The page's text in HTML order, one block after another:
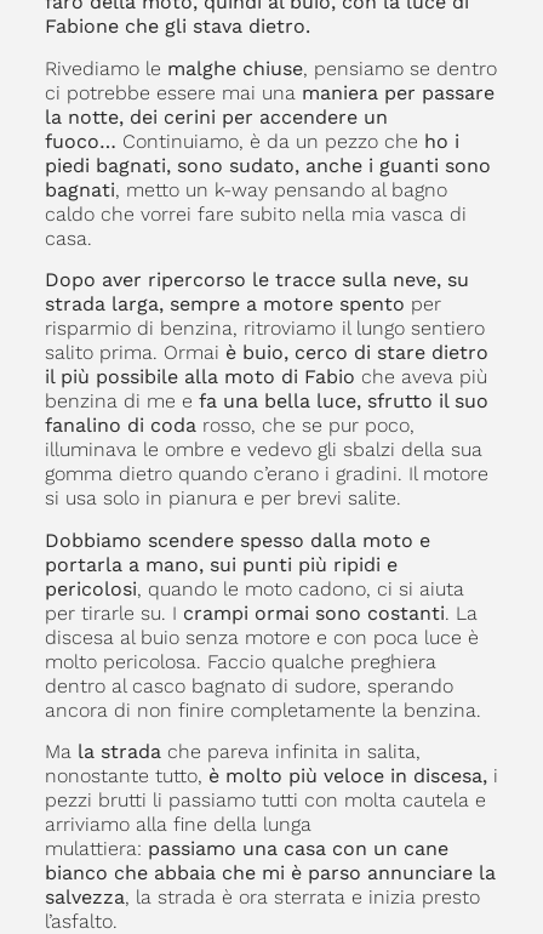
Fabione che gli stava dietro.
Rivediamo le malghe chiuse, pensiamo se dentro
ci potrebbe essere mai una maniera per passare
la notte, dei cerini per accendere un
fuoco… Continuiamo, è da un pezzo che ho i
piedi bagnati, sono sudato, anche i guanti sono
bagnati, metto un k-way pensando al bagno
caldo che vorrei fare subito nella mia vasca di
casa.
Dopo aver ripercorso le tracce sulla neve, su
strada larga, sempre a motore spento per
risparmio di benzina, ritroviamo il lungo sentiero
salito prima. Ormai è buio, cerco di stare dietro
il più possibile alla moto di Fabio che aveva più
benzina di me e fa una bella luce, sfrutto il suo
fanalino di codarosso, che se pur poco,
illuminava le ombre e vedevo gli sbalzi della sua
gomma dietro quando c’erano i gradini. Il motore
si usa solo in pianura e per brevi salite.
Dobbiamo scendere spesso dalla moto e
portarla a mano, sui punti più ripidi e
pericolosi, quando le moto cadono, ci si aiuta
per tirarle su. I crampi ormai sono costanti. La
discesa al buio senza motore e con poca luce è
molto pericolosa. Faccio qualche preghiera
dentro al casco bagnato di sudore, sperando
ancora di non finire completamente la benzina.
Ma la stradache pareva infinita in salita,
nonostante tutto, è molto più veloce in discesa,i
pezzi brutti li passiamo tutti con molta cautela e
arriviamo alla fine della lunga
mulattiera: passiamo una casa con un cane
bianco che abbaia che mi è parso annunciare la
salvezza, la strada è ora sterrata e inizia presto
l’asfalto.